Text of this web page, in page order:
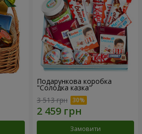
Подарункова коробка
"Солодка казка"
3 513 грн
Замовити